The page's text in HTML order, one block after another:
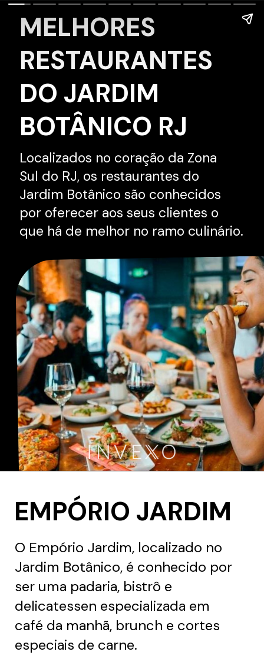
MELHORES
RESTAURANTES
DO JARDIM
BOTÂNICO RJ
Localizados no coração da Zona
Sul do RJ, os restaurantes do
Jardim Botânico são conhecidos
por oferecer aos seus clientes o
que há de melhor no ramo culinário.
EMPÓRIO JARDIM
O Empório Jardim, localizado no
Jardim Botânico, é conhecido por
ser uma padaria, bistrô e
delicatessen especializada em
café da manhã, brunch e cortes
especiais de carne.